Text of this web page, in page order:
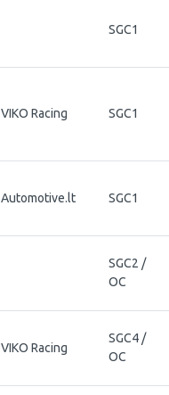
SGC1
VIKO Racing SGC1
Automotive.lt SGC1
SGC2 /
OC
VIKO Racing
SGC4 /
OC